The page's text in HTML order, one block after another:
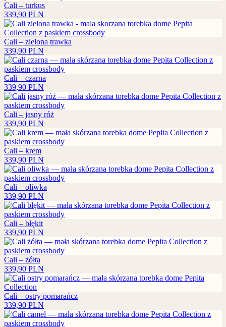
Cali – turkus
339,90 PLN
Cali – zielona trawka
339,90 PLN
Cali – czarna
339,90 PLN
Cali – jasny róż
339,90 PLN
Cali – krem
339,90 PLN
Cali – oliwka
339,90 PLN
Cali – błękit
339,90 PLN
Cali – żółta
339,90 PLN
Cali – ostry pomarańcz
339,90 PLN